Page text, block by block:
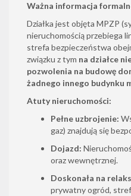
Ważna informacja
Działka jest objęta MPZP
nieruchomością przebiega
strefa bezpieczeństwa
związku z tym na działce
pozwolenia na budowę
żadnego innego budynku
Atuty nieruchomości:
Pełne uzbrojenie:
gaz) znajdują się
Dojazd:
oraz wewnętrznej.
Doskonała na
prywatny ogród,